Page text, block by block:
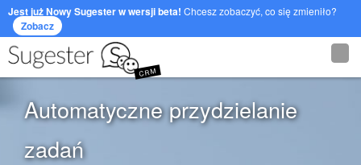
Jest już Nowy Sugester w wersji beta! Chcesz zobaczyć, co się zmieniło?
Zobacz
CRM
Automatyczne przydzielanie
zadań